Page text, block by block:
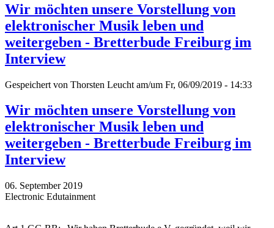
Wir möchten unsere Vorstellung von
elektronischer Musik leben und
weitergeben - Bretterbude Freiburg im
Interview
Gespeichert von Thorsten Leucht am/um Fr, 06/09/2019 - 14:33
Wir möchten unsere Vorstellung von
elektronischer Musik leben und
weitergeben - Bretterbude Freiburg im
Interview
06. September 2019
Electronic Edutainment